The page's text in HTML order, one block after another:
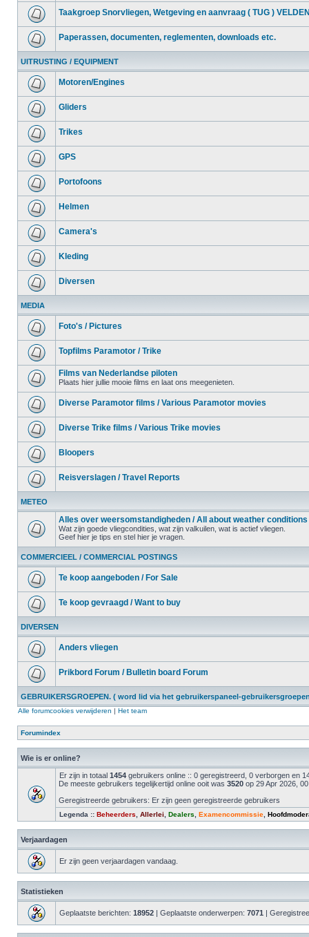
Taakgroep Snorvliegen, Wetgeving en aanvraag ( TUG )
Paperassen, documenten, reglementen, downloads etc.
UITRUSTING / EQUIPMENT
Motoren/Engines
Gliders
Trikes
GPS
Portofoons
Helmen
Camera's
Kleding
Diversen
MEDIA
Foto's / Pictures
Topfilms Paramotor / Trike
Films van Nederlandse piloten
Plaats hier jullie mooie films en laat ons meegenieten.
Diverse Paramotor films / Various Paramotor movies
Diverse Trike films / Various Trike movies
Bloopers
Reisverslagen / Travel Reports
METEO
Alles over weersomstandigheden / All about weather conditions
Wat zijn goede vliegcondities, wat zijn valkuilen, wat is actief vliegen.
Geef hier je tips en stel hier je vragen.
COMMERCIEEL / COMMERCIAL POSTINGS
Te koop aangeboden / For Sale
Te koop gevraagd / Want to buy
DIVERSEN
Anders vliegen
Prikbord Forum / Bulletin board Forum
GEBRUIKERSGROEPEN. ( word lid via het gebruikerspaneel-
Alle forumcookies verwijderen | Het team
Forumindex
Wie is er online?
Er zijn in totaal 1454 gebruikers online :: 0 geregistreerd, 0 verborgen en
De meeste gebruikers tegelijkertijd online ooit was 3520 op 29 Apr 2026,
Geregistreerde gebruikers: Er zijn geen geregistreerde gebruikers
Legenda :: Beheerders Allerlei Dealers Examencommissie
Verjaardagen
Er zijn geen verjaardagen vandaag.
Statistieken
Geplaatste berichten: 18952 | Geplaatste onderwerpen: 7071 |